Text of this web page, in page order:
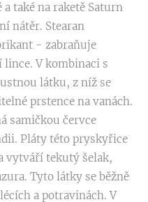
také na raketě Saturn
nátěr. Stearan
- zabraňuje
V kombinaci s
látku, z níž se
prstence na vanách.
samičkou červce
Pláty této pryskyřice
vytváří tekutý šelak,
Tyto látky se běžně
a potravinách. V